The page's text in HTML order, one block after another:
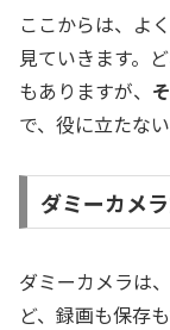
ここからは、よ
見ていきます。
もありますが、
で、役に立たな
ダミーカメ
ダミーカメラは
ど、録画も保存